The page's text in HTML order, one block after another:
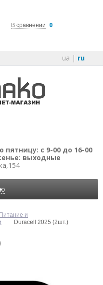
В сравнении 0
ua | ru
пятницу: с 9-00 до 16-00
выходные
Питание и
Duracell 2025 (2шт.)